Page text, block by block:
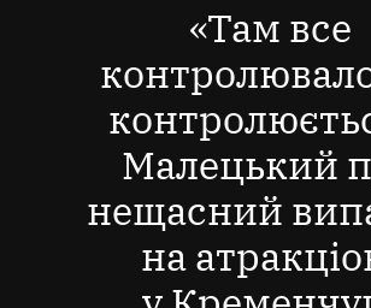
«Там все
Малецький
нещасний
на